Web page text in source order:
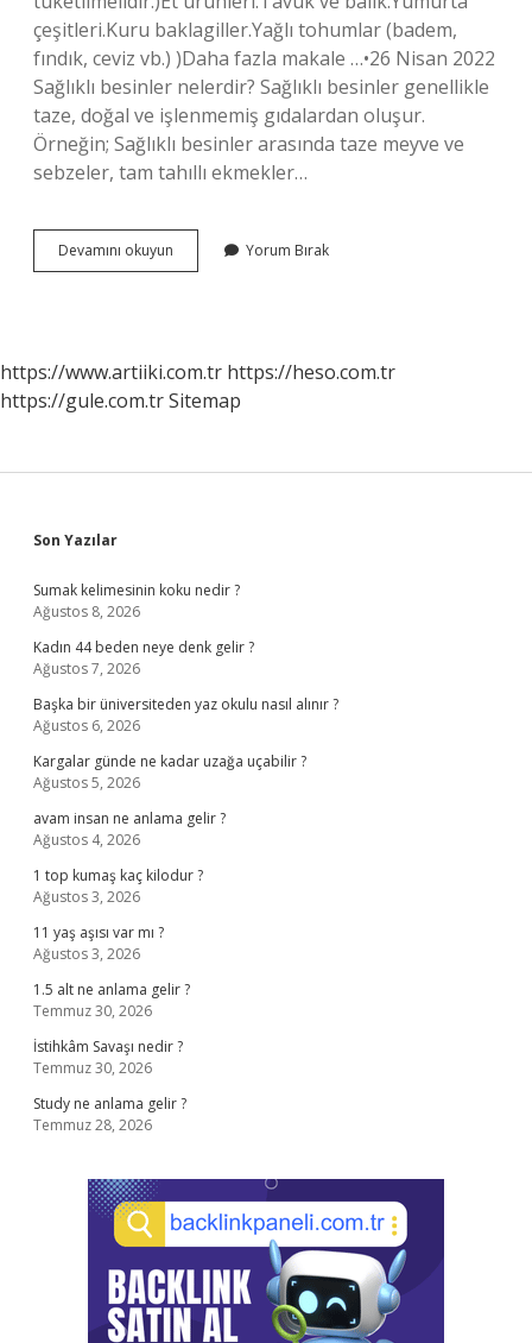
çeşitleri.Kuru baklagiller.Yağlı tohumlar (badem,
fındık, ceviz vb.) )Daha fazla makale …•26 Nisan 2022
Sağlıklı besinler nelerdir? Sağlıklı besinler genellikle
taze, doğal ve işlenmemiş gıdalardan oluşur.
Örneğin; Sağlıklı besinler arasında taze meyve ve
sebzeler, tam tahıllı ekmekler…
Devamını okuyun
Olmak
Yorum Bırak
https://www.artiiki.com.tr https://heso.com.tr
https://gule.com.trSitemap
Sidebar
Son Yazılar
Sumak kelimesinin koku nedir ?
Ağustos 8, 2026
Kadın 44 beden neye denk gelir ?
Ağustos 7, 2026
Başka bir üniversiteden yaz okulu nasıl alınır ?
Ağustos 6, 2026
Kargalar günde ne kadar uzağa uçabilir ?
Ağustos 5, 2026
avam insan ne anlama gelir ?
Ağustos 4, 2026
1 top kumaş kaç kilodur ?
Ağustos 3, 2026
11 yaş aşısı var mı ?
Ağustos 3, 2026
1.5 alt ne anlama gelir ?
Temmuz 30, 2026
İstihkâm Savaşı nedir ?
Temmuz 30, 2026
Study ne anlama gelir ?
Temmuz 28, 2026